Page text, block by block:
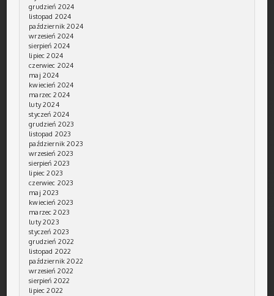
grudzień 2024
listopad 2024
październik 2024
wrzesień 2024
sierpień 2024
lipiec 2024
czerwiec 2024
maj 2024
kwiecień 2024
marzec 2024
luty 2024
styczeń 2024
grudzień 2023
listopad 2023
październik 2023
wrzesień 2023
sierpień 2023
lipiec 2023
czerwiec 2023
maj 2023
kwiecień 2023
marzec 2023
luty 2023
styczeń 2023
grudzień 2022
listopad 2022
październik 2022
wrzesień 2022
sierpień 2022
lipiec 2022